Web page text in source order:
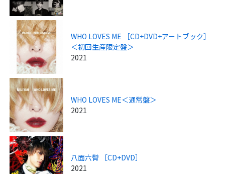
WHO LOVES ME ［CD+DVD+アートブック］
＜初回生産限定盤＞
2021
WHO LOVES ME＜通常盤＞
2021
八面六臂 ［CD+DVD］
2021